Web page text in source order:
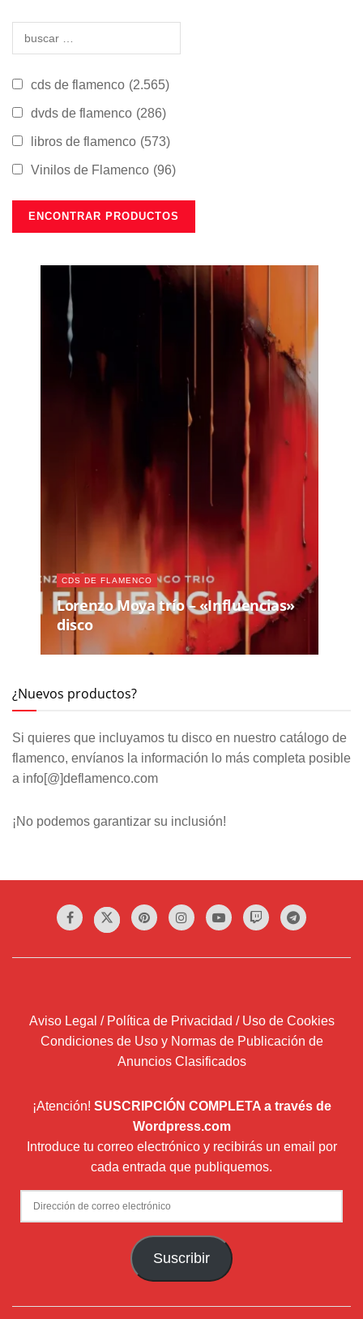
cds de flamenco (2.565)
dvds de flamenco (286)
libros de flamenco (573)
Vinilos de Flamenco (96)
CDS DE FLAMENCO
Lorenzo Moya trío – «Influencias»
disco
¿Nuevos productos?
Si quieres que incluyamos tu disco en nuestro catálogo de
flamenco, envíanos la información lo más completa posible
a info[@]deflamenco.com
¡No podemos garantizar su inclusión!
Aviso Legal / Política de Privacidad / Uso de Cookies
Condiciones de Uso y Normas de Publicación de
Anuncios Clasificados
¡Atención! SUSCRIPCIÓN COMPLETA a través de
Wordpress.com
Introduce tu correo electrónico y recibirás un email por
cada entrada que publiquemos.
Dirección
de
Suscribir